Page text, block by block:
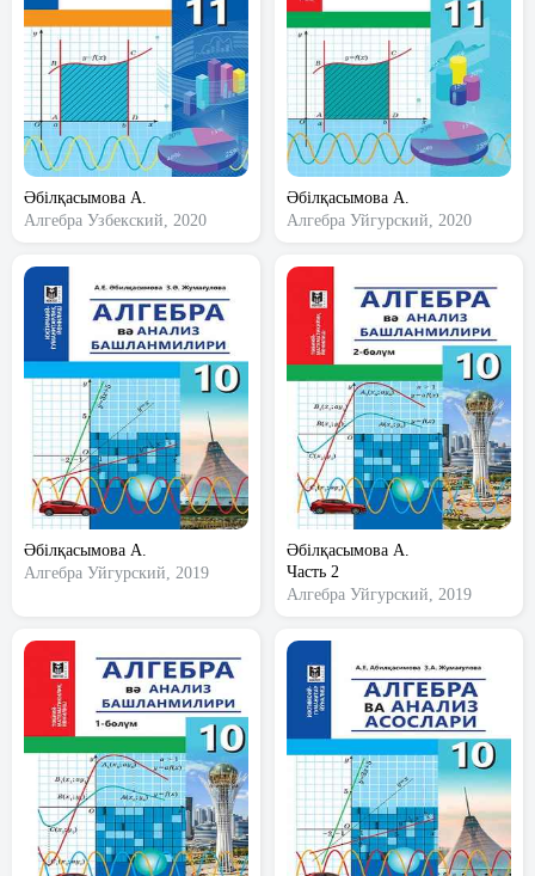
Әбілқасымова А.
Алгебра Узбекский, 2020
Әбілқасымова А.
Алгебра Уйгурский, 2020
Әбілқасымова А.
Алгебра Уйгурский, 2019
Әбілқасымова А.
Часть 2
Алгебра Уйгурский, 2019